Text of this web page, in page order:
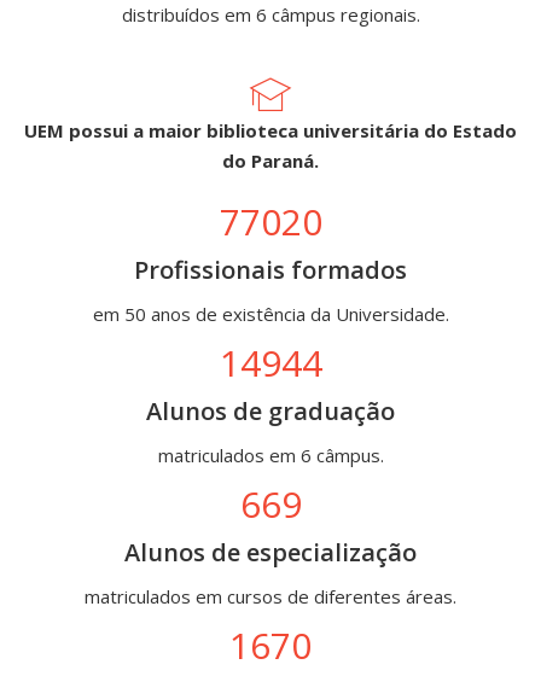
distribuídos em 6 câmpus regionais.
UEM possui a maior biblioteca universitária do Estado
do Paraná.
77020
Profissionais formados
em 50 anos de existência da Universidade.
14944
Alunos de graduação
matriculados em 6 câmpus.
669
Alunos de especialização
matriculados em cursos de diferentes áreas.
1670